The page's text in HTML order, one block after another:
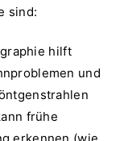
sind:
hilft
und
frühe